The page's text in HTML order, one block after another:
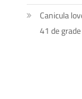
Canicula
41 de grade